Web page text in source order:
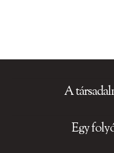
A
Egy